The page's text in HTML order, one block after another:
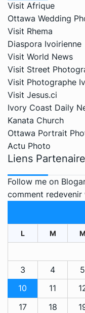
Visit Afrique
Ottawa Wedding
Visit Rhema
Diaspora Ivoirienne
Visit World News
Visit Street
Visit Photographe
Visit Jesus.ci
Ivory Coast Daily
Kanata Church
Ottawa Portrait
Actu Photo
Liens
Follow me on
comment redevenir
L M M
3
4 5
10
11
17
18